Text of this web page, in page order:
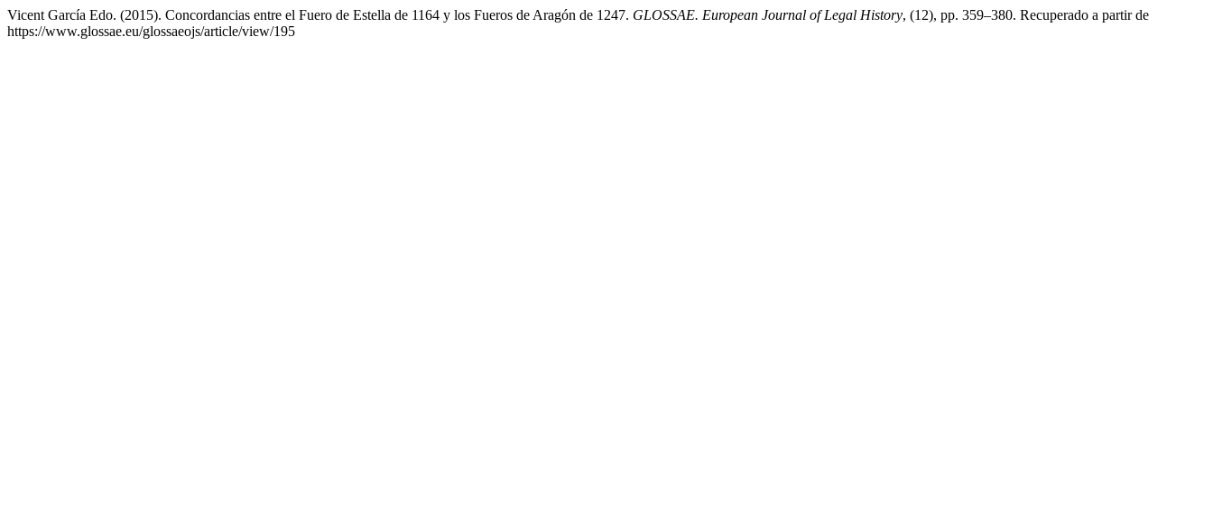
Vicent García Edo. (2015). Concordancias entre el Fuero de Estella de 1164 y los Fueros de Aragón de 1247. GLOSSAE. European Journal of Legal History, (12), pp. 359–380. Recuperado a partir de
https://www.glossae.eu/glossaeojs/article/view/195